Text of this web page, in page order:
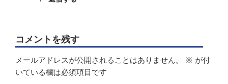
コメントを残す
メールアドレスが公開されることはありません。 ※ が付
いている欄は必須項目です